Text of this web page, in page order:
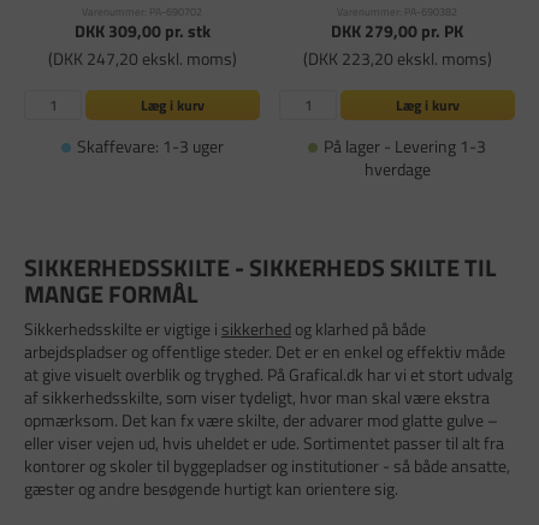
Varenummer: PA-690702
DKK 309,00pr. stk
(DKK 247,20 ekskl. moms)
Læg i kurv
Skaffevare: 1-3 uger
Varenummer: PA-690382
DKK 279,00pr. PK
(DKK 223,20 ekskl. moms)
Læg i kurv
På lager - Levering 1-3
hverdage
SIKKERHEDSSKILTE - SIKKERHEDS SKILTE TIL
MANGE FORMÅL
Sikkerhedsskilte er vigtige i sikkerhed og klarhed på både
arbejdspladser og offentlige steder. Det er en enkel og effektiv måde
at give visuelt overblik og tryghed. På Grafical.dk har vi et stort udvalg
af sikkerhedsskilte, som viser tydeligt, hvor man skal være ekstra
opmærksom. Det kan fx være skilte, der advarer mod glatte gulve –
eller viser vejen ud, hvis uheldet er ude. Sortimentet passer til alt fra
kontorer og skoler til byggepladser og institutioner - så både ansatte,
gæster og andre besøgende hurtigt kan orientere sig.